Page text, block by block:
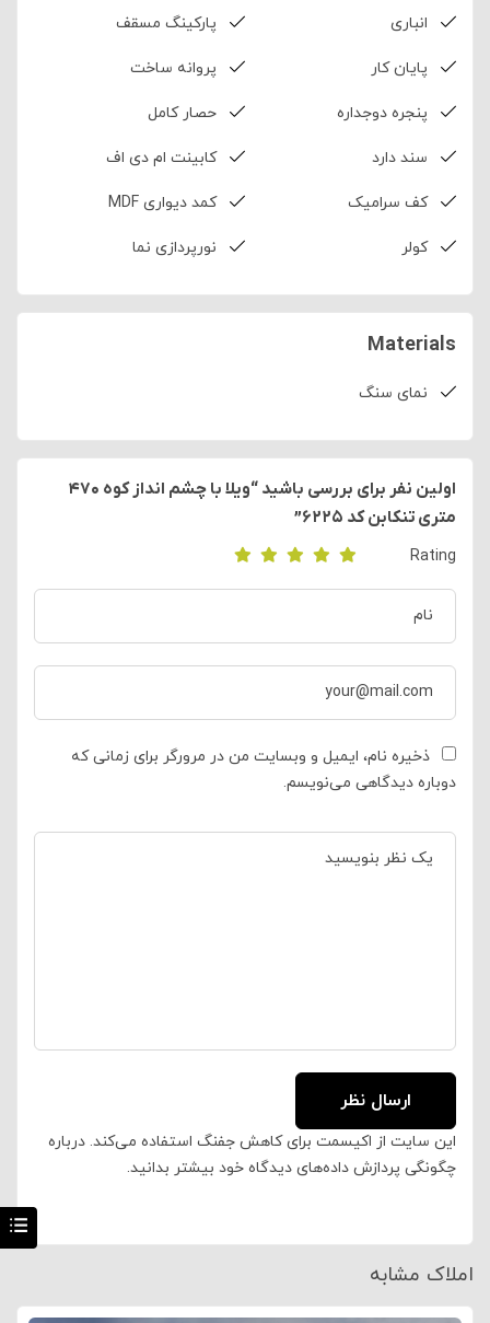
انباری پارکینگ مسقف
پایان کار پروانه ساخت
پنجره دوجداره حصار کامل
سند دارد کابینت ام دی اف
کف سرامیک کمد دیواری MDF
کولر نورپردازی نما
Materials
نمای سنگ
اولین نفر برای بررسی باشید “ویلا با چشم انداز کوه ۴۷۰
متری تنکابن کد ۶۲۲۵”
Rating
ذخیره نام، ایمیل و وبسایت من در مرورگر برای زمانی که
دوباره دیدگاهی می‌نویسم.
این سایت از اکیسمت برای کاهش جفنگ استفاده می‌کند. درباره
چگونگی پردازش داده‌های دیدگاه خود بیشتر بدانید.
املاک مشابه